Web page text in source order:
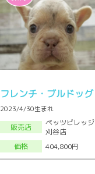
フレンチ・ブルドッグ
2023/4/30生まれ
販売店
ペッツビレッジ
刈谷店
価格
404,800円